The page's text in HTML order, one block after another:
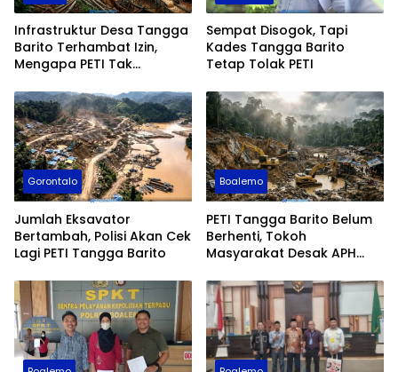
Infrastruktur Desa Tangga
Barito Terhambat Izin,
Mengapa PETI Tak
Sempat Disogok, Tapi
Kades Tangga Barito
Tetap Tolak PETI
Gorontalo
Jumlah Eksavator
Bertambah, Polisi Akan Cek
Lagi PETI Tangga Barito
Boalemo
PETI Tangga Barito Belum
Berhenti, Tokoh
Masyarakat Desak APH